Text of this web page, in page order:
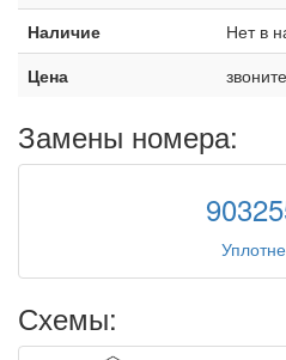
Наличие
Нет в
Цена
Замены номера:
Схемы: